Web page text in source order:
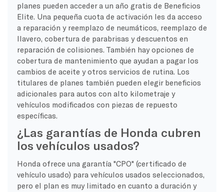
planes pueden acceder a un año gratis de Beneficios
Elite. Una pequeña cuota de activación les da acceso
a reparación y reemplazo de neumáticos, reemplazo de
llavero, cobertura de parabrisas y descuentos en
reparación de colisiones. También hay opciones de
cobertura de mantenimiento que ayudan a pagar los
cambios de aceite y otros servicios de rutina. Los
titulares de planes también pueden elegir beneficios
adicionales para autos con alto kilometraje y
vehículos modificados con piezas de repuesto
específicas.
¿Las garantías de Honda cubren
los vehículos usados?
Honda ofrece una garantía "CPO" (certificado de
vehículo usado) para vehículos usados seleccionados,
pero el plan es muy limitado en cuanto a duración y